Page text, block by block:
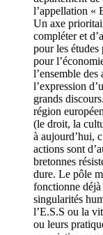
l’appellation «
Un axe
compléter et
pour les études
pour
l’ensemble
l’expression
grands
région
(le droit, la
à aujourd’hui,
actions sont
bretonnes
dure. Le pôle
fonctionne déjà
singularités
l’E.S.S ou la
ou leurs